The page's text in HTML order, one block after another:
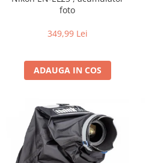
Accesorii diverse
foto
349,99 Lei
ADAUGA IN COS